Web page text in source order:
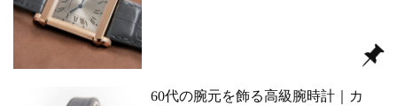
60代の腕元を飾る高級腕時計｜カ